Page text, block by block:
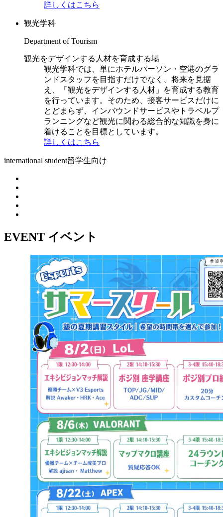
詳しくはこちら
観光学科
Department of Tourism
観光をデザインする人材を育成する場
観光学科では、単にホテルパーソン・空港のグラ
ンドスタッフを目指すだけでなく、将来を見据
え、「観光をデザインする人材」を育成する教育
を行っています。そのため、接客サービスだけに
とどまらず、インバウンドサービスやトラベルプ
ランニングなど観光に関わる総合的な知識を身に
着けることを目標としています。
詳しくはこちら
international student留学生向け
EVENT イベント